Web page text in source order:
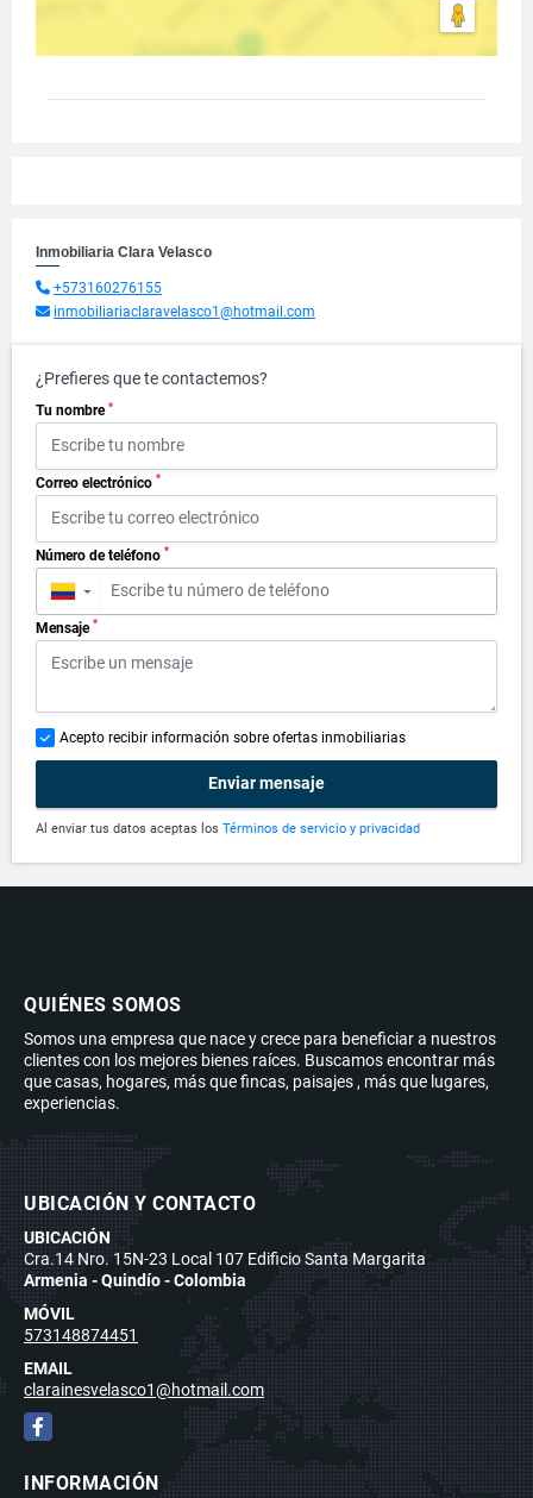
Inmobiliaria Clara Velasco
+573160276155
inmobiliariaclaravelasco1@hotmail.com
¿Prefieres que te contactemos?
Tu nombre *
Correo electrónico *
Número de teléfono *
▼
Mensaje *
Acepto recibir información sobre ofertas inmobiliarias
Enviar mensaje
Al enviar tus datos aceptas los Términos de servicio y privacidad
QUIÉNES SOMOS
Somos una empresa que nace y crece para beneficiar a nuestros
clientes con los mejores bienes raíces. Buscamos encontrar más
que casas, hogares, más que fincas, paisajes , más que lugares,
experiencias.
UBICACIÓN Y CONTACTO
UBICACIÓN
Cra.14 Nro. 15N-23 Local 107 Edificio Santa Margarita
Armenia - Quindío - Colombia
MÓVIL
573148874451
EMAIL
clarainesvelasco1@hotmail.com
Facebook
INFORMACIÓN